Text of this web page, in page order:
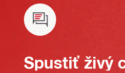
Spustiť živý